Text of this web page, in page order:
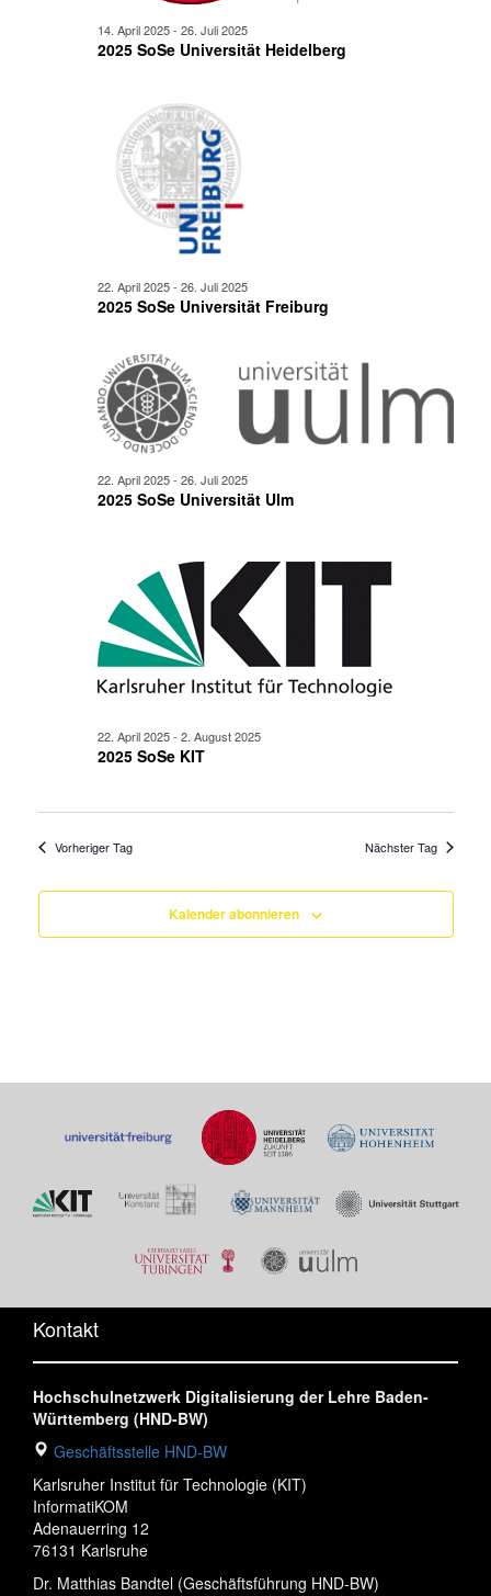
2025 SoSe Universität Heidelberg
14. April 2025- 26. Juli 2025
2025 SoSe Universität Freiburg
22. April 2025- 26. Juli 2025
2025 SoSe Universität Ulm
22. April 2025- 26. Juli 2025
2025 SoSe KIT
22. April 2025- 2. August 2025
Vorheriger Tag Nächster Tag
Kalender abonnieren
Kontakt
Hochschulnetzwerk Digitalisierung der Lehre Baden-
Württemberg (HND-BW)
Geschäftsstelle HND-BW
Karlsruher Institut für Technologie (KIT)
InformatiKOM
Adenauerring 12
76131 Karlsruhe
Dr. Matthias Bandtel (Geschäftsführung HND-BW)